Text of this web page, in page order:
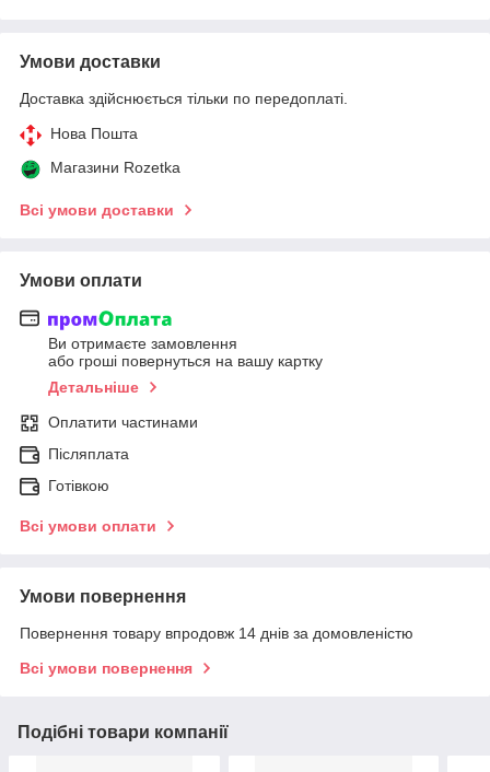
Умови доставки
Доставка здійснюється тільки по передоплаті.
Нова Пошта
Магазини Rozetka
Всі умови доставки
Умови оплати
Ви отримаєте замовлення
або гроші повернуться на вашу картку
Детальніше
Оплатити частинами
Післяплата
Готівкою
Всі умови оплати
Умови повернення
Повернення товару впродовж 14 днів за домовленістю
Всі умови повернення
Подібні товари компанії